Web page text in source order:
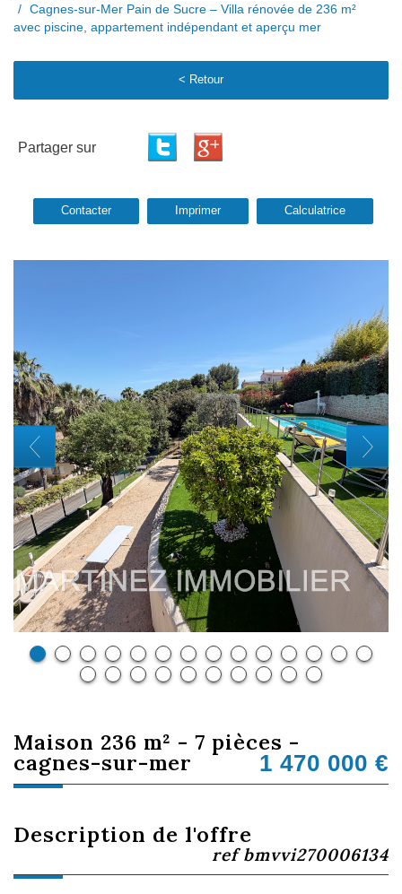
Cagnes-sur-Mer Pain de Sucre – Villa rénovée de 236 m²
avec piscine, appartement indépendant et aperçu mer
< Retour
Partager sur
Contacter Imprimer Calculatrice
maison 236 m² - 7 pièces -
cagnes-sur-mer 1 470 000 €
description de l'offre
ref bmvvi270006134